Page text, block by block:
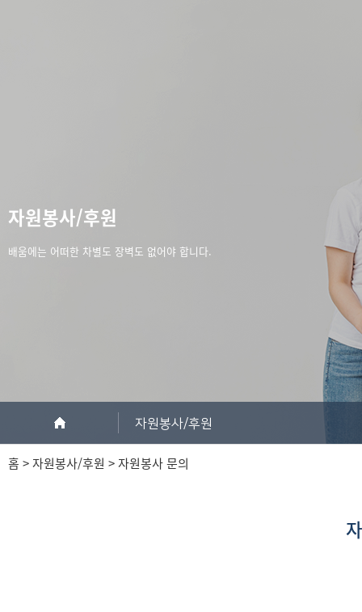
자원봉사/후원
배움에는 어떠한 차별도 장벽도 없어야 합니다.
자원봉사/후원
홈 > 자원봉사/후원 > 자원봉사 문의